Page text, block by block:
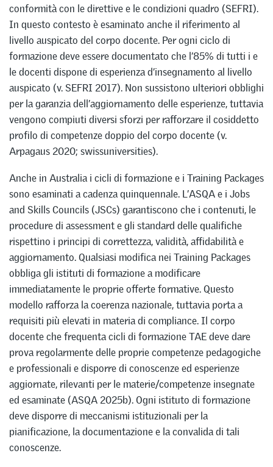
conformità con le direttive e le condizioni quadro (SEFRI).
In questo contesto è esaminato anche il riferimento al
livello auspicato del corpo docente. Per ogni ciclo di
formazione deve essere documentato che l’85% di tutti i e
le docenti dispone di esperienza d’insegnamento al livello
auspicato (v. SEFRI 2017). Non sussistono ulteriori obblighi
per la garanzia dell’aggiornamento delle esperienze, tuttavia
vengono compiuti diversi sforzi per rafforzare il cosiddetto
profilo di competenze doppio del corpo docente (v.
Arpagaus 2020; swissuniversities).
Anche in Australia i cicli di formazione e i Training Packages
sono esaminati a cadenza quinquennale. L’ASQA e i Jobs
and Skills Councils (JSCs) garantiscono che i contenuti, le
procedure di assessment e gli standard delle qualifiche
rispettino i principi di correttezza, validità, affidabilità e
aggiornamento. Qualsiasi modifica nei Training Packages
obbliga gli istituti di formazione a modificare
immediatamente le proprie offerte formative. Questo
modello rafforza la coerenza nazionale, tuttavia porta a
requisiti più elevati in materia di compliance. Il corpo
docente che frequenta cicli di formazione TAE deve dare
prova regolarmente delle proprie competenze pedagogiche
e professionali e disporre di conoscenze ed esperienze
aggiornate, rilevanti per le materie/competenze insegnate
ed esaminate (ASQA 2025b). Ogni istituto di formazione
deve disporre di meccanismi istituzionali per la
pianificazione, la documentazione e la convalida di tali
conoscenze.